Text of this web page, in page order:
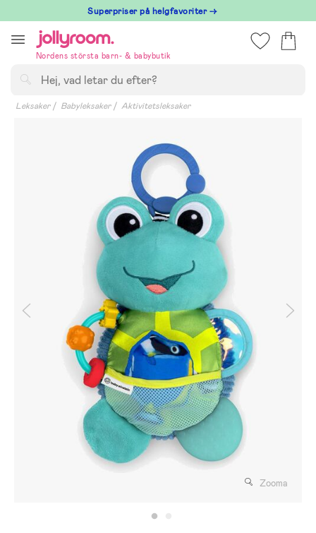
till
innehållet
Superpriser på helgfavoriter →
Nordens största barn- & babybutik
Leksaker Babyleksaker Aktivitetsleksaker
Zooma